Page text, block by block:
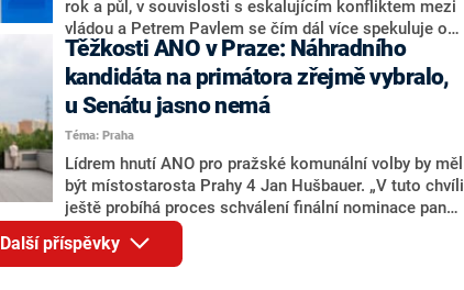
vrátila k volební porážce koalice Spolu či promluvila o
hnutí Naše Česko Martina Kuby.
rok a půl, v souvislosti s eskalujícím konfliktem mezi
vládou a Petrem Pavlem se čím dál více spekuluje o
tom, koho by do bitvy o Hrad mohla vyslat současná
koalice. Někteří političtí komentátoři znovu vytahují
jméno premiéra Andreje Babiše (ANO). Jak moc je
pravděpodobné, že se v prezidentských volbách 2028
bude znovu opakovat souboj z roku 2023?
Těžkosti ANO v Praze: Náhradního
kandidáta na primátora zřejmě vybralo,
u Senátu jasno nemá
Téma: Praha
Lídrem hnutí ANO pro pražské komunální volby by měl
být místostarosta Prahy 4 Jan Hušbauer. „V tuto chvíli
ještě probíhá proces schválení finální nominace pana
Jana Hušbauera Výborem hnutí ANO,“ uvedl pro
redakci místopředseda pražského ANO Martin
Benkovič. O Hušbauerovi se spekulovalo jako o
Další příspěvky